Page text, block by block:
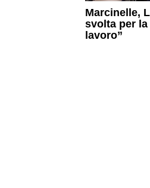
Marcinelle,
svolta per la
lavoro”